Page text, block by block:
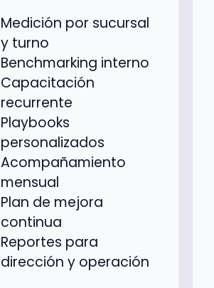
Medición por sucursal
y turno
Benchmarking interno
Capacitación
recurrente
Playbooks
personalizados
Acompañamiento
mensual
Plan de mejora
continua
Reportes para
dirección y operación